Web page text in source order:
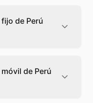
de Perú
Verás el
para que
de Perú